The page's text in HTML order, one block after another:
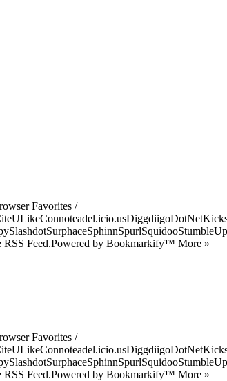
Favorites /
Feed.Powered by Bookmarkify™ More »
Favorites /
Feed.Powered by Bookmarkify™ More »